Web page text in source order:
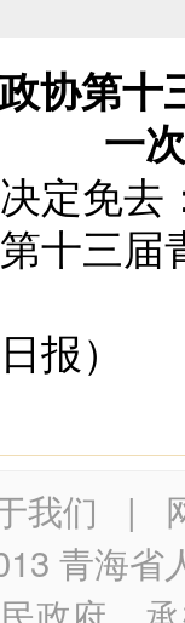
协第
一
定免去
三届
）
我们 |
青海省